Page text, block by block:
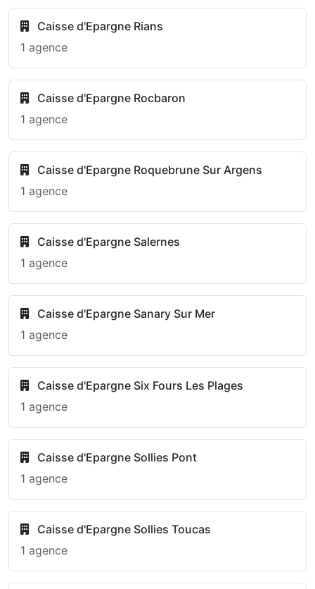
Caisse d'Epargne Rians
1 agence
Caisse d'Epargne Rocbaron
1 agence
Caisse d'Epargne Roquebrune Sur Argens
1 agence
Caisse d'Epargne Salernes
1 agence
Caisse d'Epargne Sanary Sur Mer
1 agence
Caisse d'Epargne Six Fours Les Plages
1 agence
Caisse d'Epargne Sollies Pont
1 agence
Caisse d'Epargne Sollies Toucas
1 agence